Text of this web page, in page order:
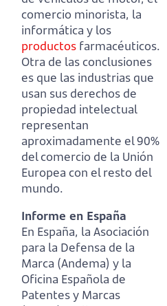
comercio minorista, la
informática y los
productos farmacéuticos.
Otra de las conclusiones
es que las industrias que
usan sus derechos de
propiedad intelectual
representan
aproximadamente el 90%
del comercio de la Unión
Europea con el resto del
mundo.
Informe en España
En España, la Asociación
para la Defensa de la
Marca (Andema) y la
Oficina Española de
Patentes y Marcas